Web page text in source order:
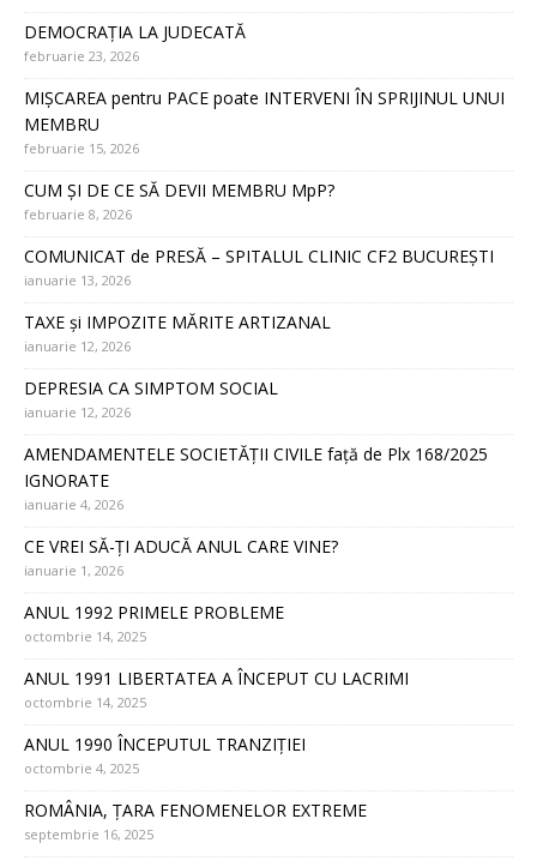
DEMOCRAȚIA LA JUDECATĂ
februarie 23, 2026
MIȘCAREA pentru PACE poate INTERVENI ÎN SPRIJINUL UNUI
MEMBRU
februarie 15, 2026
CUM ȘI DE CE SĂ DEVII MEMBRU MpP?
februarie 8, 2026
COMUNICAT de PRESĂ – SPITALUL CLINIC CF2 BUCUREȘTI
ianuarie 13, 2026
TAXE și IMPOZITE MĂRITE ARTIZANAL
ianuarie 12, 2026
DEPRESIA CA SIMPTOM SOCIAL
ianuarie 12, 2026
AMENDAMENTELE SOCIETĂȚII CIVILE față de Plx 168/2025
IGNORATE
ianuarie 4, 2026
CE VREI SĂ-ȚI ADUCĂ ANUL CARE VINE?
ianuarie 1, 2026
ANUL 1992 PRIMELE PROBLEME
octombrie 14, 2025
ANUL 1991 LIBERTATEA A ÎNCEPUT CU LACRIMI
octombrie 14, 2025
ANUL 1990 ÎNCEPUTUL TRANZIȚIEI
octombrie 4, 2025
ROMÂNIA, ȚARA FENOMENELOR EXTREME
septembrie 16, 2025